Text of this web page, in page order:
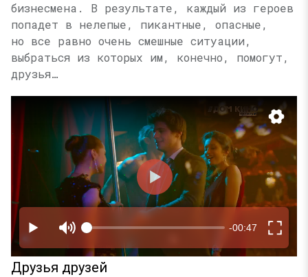
бизнесмена. В результате, каждый из героев
попадет в нелепые, пикантные, опасные,
но все равно очень смешные ситуации,
выбраться из которых им, конечно, помогут,
друзья…
Друзья друзей